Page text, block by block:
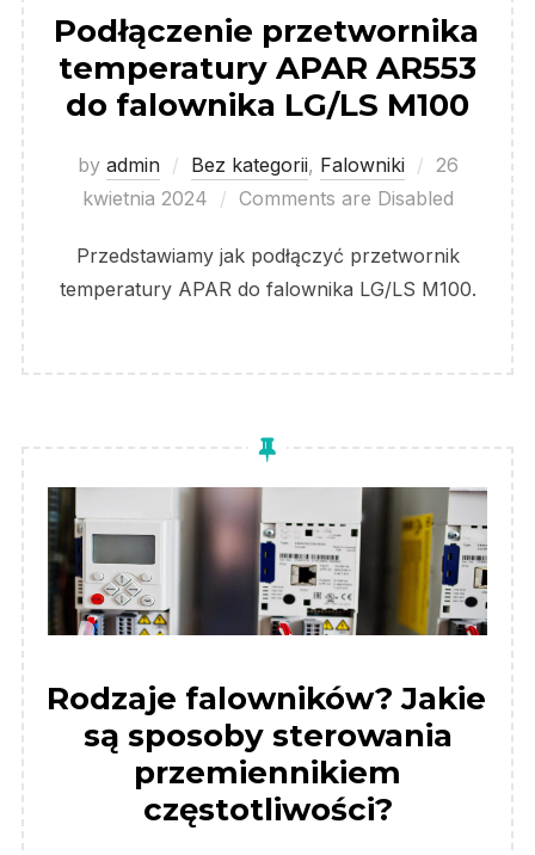
Podłączenie przetwornika
temperatury APAR AR553
do falownika LG/LS M100
by admin Bez kategorii, Falowniki
Posted
on
26
kwietnia 2024
Comments are Disabled
Przedstawiamy jak podłączyć przetwornik
temperatury APAR do falownika LG/LS M100.
Rodzaje falowników? Jakie
są sposoby sterowania
przemiennikiem
częstotliwości?